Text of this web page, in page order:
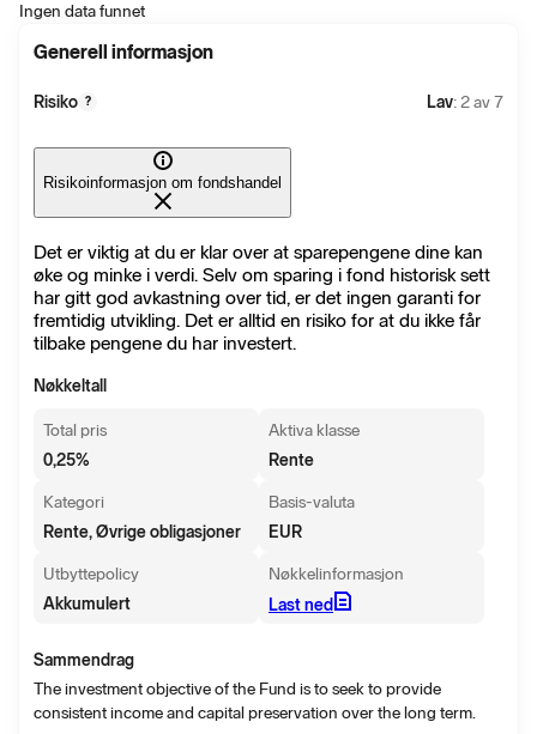
Ingen data funnet
Generell informasjon
Risiko ? Lav: 2 av 7
Risikoinformasjon om fondshandel
Det er viktig at du er klar over at sparepengene dine kan
øke og minke i verdi. Selv om sparing i fond historisk sett
har gitt god avkastning over tid, er det ingen garanti for
fremtidig utvikling. Det er alltid en risiko for at du ikke får
tilbake pengene du har investert.
Nøkkeltall
Total pris
0,25%
Aktiva klasse
Rente
Kategori
Rente, Øvrige obligasjoner
Basis-valuta
EUR
Utbyttepolicy
Akkumulert
Nøkkelinformasjon
Last ned
Sammendrag
The investment objective of the Fund is to seek to provide
consistent income and capital preservation over the long term.